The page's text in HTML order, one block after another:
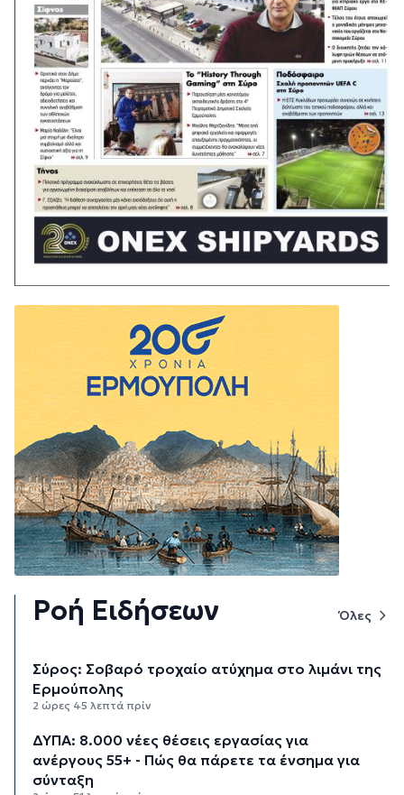
Ροή Ειδήσεων Όλες
Σύρος: Σοβαρό τροχαίο ατύχημα στο λιμάνι της
Ερμούπολης
2 ώρες 45 λεπτά πρίν
ΔΥΠΑ: 8.000 νέες θέσεις εργασίας για
ανέργους 55+ - Πώς θα πάρετε τα ένσημα για
σύνταξη